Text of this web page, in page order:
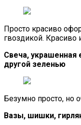
Просто красиво
гвоздикой. Красиво
Свеча,
другой зеленью
Безумно просто, но
Вазы, шишки,